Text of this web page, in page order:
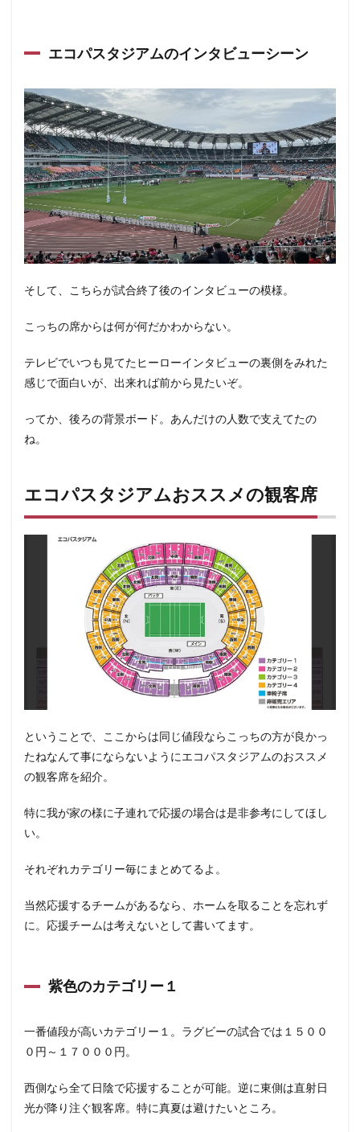
エコパスタジアムのインタビューシーン
そして、こちらが試合終了後のインタビューの模様。
こっちの席からは何が何だかわからない。
テレビでいつも見てたヒーローインタビューの裏側をみれた
感じで面白いが、出来れば前から見たいぞ。
ってか、後ろの背景ボード。あんだけの人数で支えてたの
ね。
エコパスタジアムおススメの観客席
ということで、ここからは同じ値段ならこっちの方が良かっ
たねなんて事にならないようにエコパスタジアムのおススメ
の観客席を紹介。
特に我が家の様に子連れで応援の場合は是非参考にしてほし
い。
それぞれカテゴリー毎にまとめてるよ。
当然応援するチームがあるなら、ホームを取ることを忘れず
に。応援チームは考えないとして書いてます。
紫色のカテゴリー１
一番値段が高いカテゴリー１。ラグビーの試合では１５００
０円～１７０００円。
西側なら全て日陰で応援することが可能。逆に東側は直射日
光が降り注ぐ観客席。特に真夏は避けたいところ。